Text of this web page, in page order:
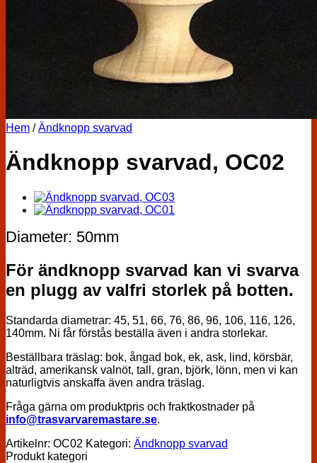
Hem / Ändknopp svarvad
Ändknopp svarvad, OC02
Diameter: 50mm
För ändknopp svarvad kan vi svarva
en plugg av valfri storlek på botten.
Standarda diametrar: 45, 51, 66, 76, 86, 96, 106, 116, 126,
140mm. Ni får förstås beställa även i andra storlekar.
Beställbara träslag: bok, ångad bok, ek, ask, lind, körsbär,
alträd, amerikansk valnöt, tall, gran, björk, lönn, men vi kan
naturligtvis anskaffa även andra träslag.
Fråga gärna om produktpris och fraktkostnader på
info@trasvarvaremastare.se.
Artikelnr: OC02 Kategori: Ändknopp svarvad
Produkt kategori